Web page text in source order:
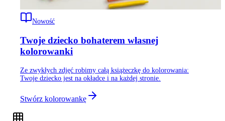
Nowość
Twoje dziecko bohaterem własnej
kolorowanki
Ze zwykłych zdjęć robimy całą książeczkę do kolorowania:
Twoje dziecko jest na okładce i na każdej stronie.
Stwórz kolorowankę